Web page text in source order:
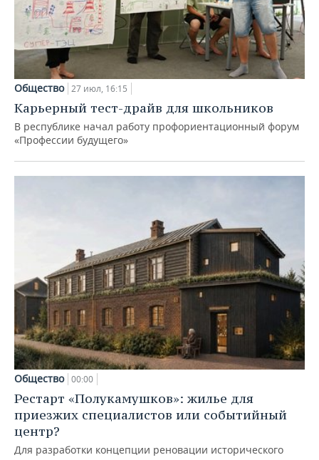
Общество 27 июл, 16:15
Карьерный тест-драйв для школьников
В республике начал работу профориентационный форум
«Профессии будущего»
Общество 00:00
Рестарт «Полукамушков»: жилье для
приезжих специалистов или событийный
центр?
Для разработки концепции реновации исторического